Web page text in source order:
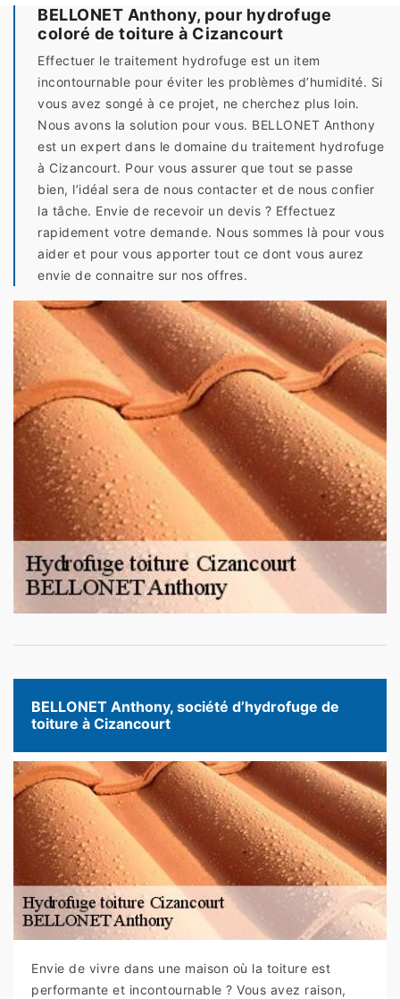
BELLONET Anthony, pour hydrofuge
coloré de toiture à Cizancourt
Effectuer le traitement hydrofuge est un item
incontournable pour éviter les problèmes d’humidité. Si
vous avez songé à ce projet, ne cherchez plus loin.
Nous avons la solution pour vous. BELLONET Anthony
est un expert dans le domaine du traitement hydrofuge
à Cizancourt. Pour vous assurer que tout se passe
bien, l’idéal sera de nous contacter et de nous confier
la tâche. Envie de recevoir un devis ? Effectuez
rapidement votre demande. Nous sommes là pour vous
aider et pour vous apporter tout ce dont vous aurez
envie de connaitre sur nos offres.
BELLONET Anthony, société d’hydrofuge de
toiture à Cizancourt
Envie de vivre dans une maison où la toiture est
performante et incontournable ? Vous avez raison,